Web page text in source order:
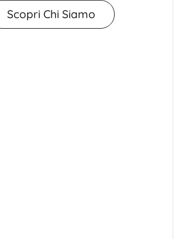
Scopri Chi Siamo